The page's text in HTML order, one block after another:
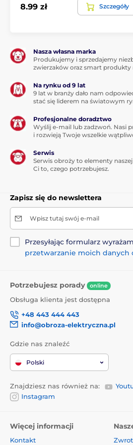
Najważniejsze cechy
PawView:
Anti-Loss:Każdy tag jest
poprzez zeskanowanie kodu QR
czujnika FNC, eliminując
identyfikator swojego zwierzaka
numerach telefonów lub
miarę jego wzrostu.
Śledzenie bez GPS:
chociaż nie
śledzące GPS, zeskanowanie
mapie.
Wielofunkcyjna aplikacja.
Kontrola prywatności
trybem otwartym i zamkniętym,
codziennym użytkowaniu lub w
zarządzanie wieloma
aplikacji, zapewniając wygodny
Produkt znajduje się w
8.99 zł Szczegóły
Nasza własna marka
Produkujemy i sprzedajemy
zwierzaków oraz smart produkty
Na rynku od 9 lat
9 lat w branży dało nam
stać się liderem na światowym
Profesjonalne doradztwo
Wyślij e-mail lub zadzwoń. Nasi
i rozwieją Twoje wszelkie
Serwis
Serwis obroży to elementy
Ci to, czego potrzebujesz.
Zapisz się do newslettera
Wpisz tutaj swój e-mail
Przesyłając formularz
przetwarzanie moich danych
Potrzebujesz porady online
Obsługa klienta jest dostępna
+48 443 444 443
info@obroza-elektryczna.pl
Gdzie nas znaleźć
Polski
Znajdziesz nas również na:
Instagram
Więcej informacji
Kontakt